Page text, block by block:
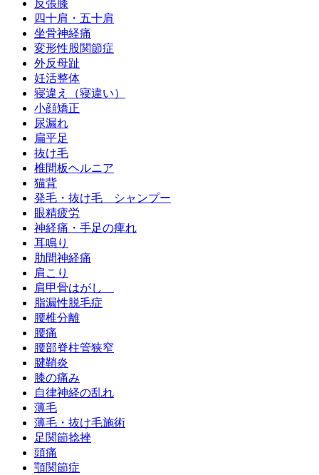
反張膝
四十肩・五十肩
坐骨神経痛
変形性股関節症
外反母趾
妊活整体
寝違え（寝違い）
小顔矯正
尿漏れ
扁平足
抜け毛
椎間板ヘルニア
猫背
発毛・抜け毛 シャンプー
眼精疲労
神経痛・手足の痺れ
耳鳴り
肋間神経痛
肩こり
肩甲骨はがし
脂漏性脱毛症
腰椎分離
腰痛
腰部脊柱管狭窄
腱鞘炎
膝の痛み
自律神経の乱れ
薄毛
薄毛・抜け毛施術
足関節捻挫
頭痛
顎関節症